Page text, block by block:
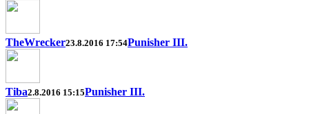
TheWrecker23.8.2016 17:54Punisher III.
Tiba2.8.2016 15:15Punisher III.